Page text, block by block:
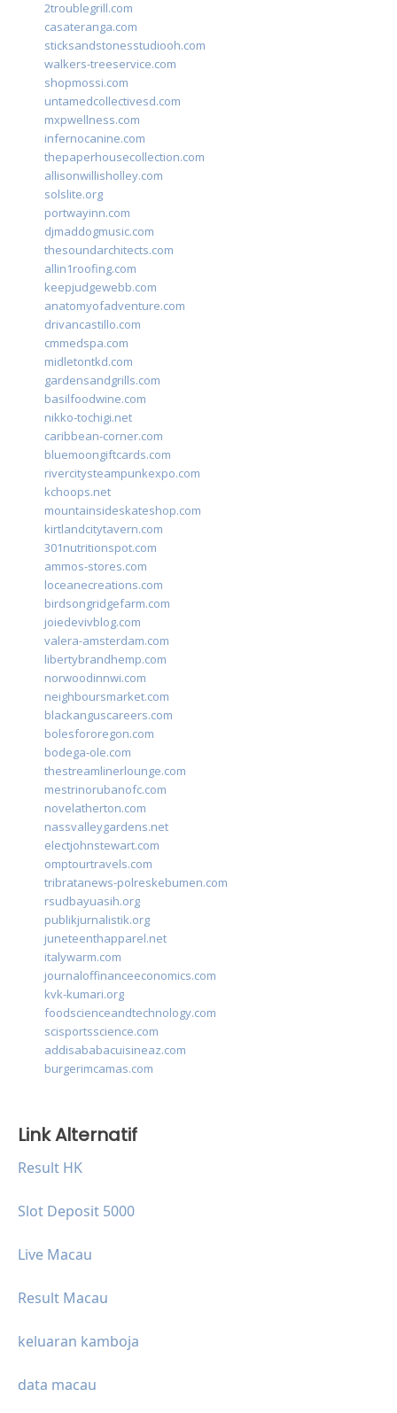
2troublegrill.com
casateranga.com
sticksandstonesstudiooh.com
walkers-treeservice.com
shopmossi.com
untamedcollectivesd.com
mxpwellness.com
infernocanine.com
thepaperhousecollection.com
allisonwillisholley.com
solslite.org
portwayinn.com
djmaddogmusic.com
thesoundarchitects.com
allin1roofing.com
keepjudgewebb.com
anatomyofadventure.com
drivancastillo.com
cmmedspa.com
midletontkd.com
gardensandgrills.com
basilfoodwine.com
nikko-tochigi.net
caribbean-corner.com
bluemoongiftcards.com
rivercitysteampunkexpo.com
kchoops.net
mountainsideskateshop.com
kirtlandcitytavern.com
301nutritionspot.com
ammos-stores.com
loceanecreations.com
birdsongridgefarm.com
joiedevivblog.com
valera-amsterdam.com
libertybrandhemp.com
norwoodinnwi.com
neighboursmarket.com
blackanguscareers.com
bolesfororegon.com
bodega-ole.com
thestreamlinerlounge.com
mestrinorubanofc.com
novelatherton.com
nassvalleygardens.net
electjohnstewart.com
omptourtravels.com
tribratanews-polreskebumen.com
rsudbayuasih.org
publikjurnalistik.org
juneteenthapparel.net
italywarm.com
journaloffinanceeconomics.com
kvk-kumari.org
foodscienceandtechnology.com
scisportsscience.com
addisababacuisineaz.com
burgerimcamas.com
Link Alternatif
Result HK
Slot Deposit 5000
Live Macau
Result Macau
keluaran kamboja
data macau